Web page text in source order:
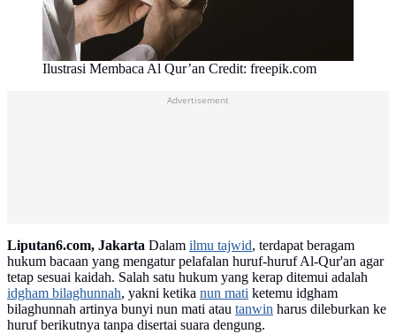
Ilustrasi Membaca Al Qur’an Credit: freepik.com
Liputan6.com, Jakarta Dalam ilmu tajwid, terdapat beragam
hukum bacaan yang mengatur pelafalan huruf-huruf Al-Qur'an agar
tetap sesuai kaidah. Salah satu hukum yang kerap ditemui adalah
idgham bilaghunnah, yakni ketika nun mati ketemu idgham
bilaghunnah artinya bunyi nun mati atau tanwin harus dileburkan ke
huruf berikutnya tanpa disertai suara dengung.